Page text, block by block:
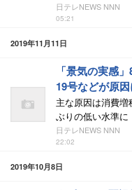
日テレNEWS NNN
05:21
2019年11月11日
「景気の実感
19号などが原
主な原因は消費
ぶりの低い水準に
日テレNEWS NNN
22:02
2019年10月8日